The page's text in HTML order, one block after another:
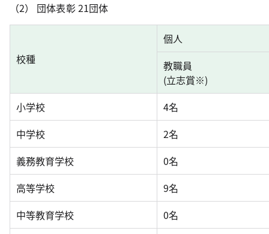
（2） 団体表彰 21団体
校種
個人
教職員
(立志賞※)
小学校
4名
中学校
2名
義務教育学校
0名
高等学校
9名
中等教育学校
0名